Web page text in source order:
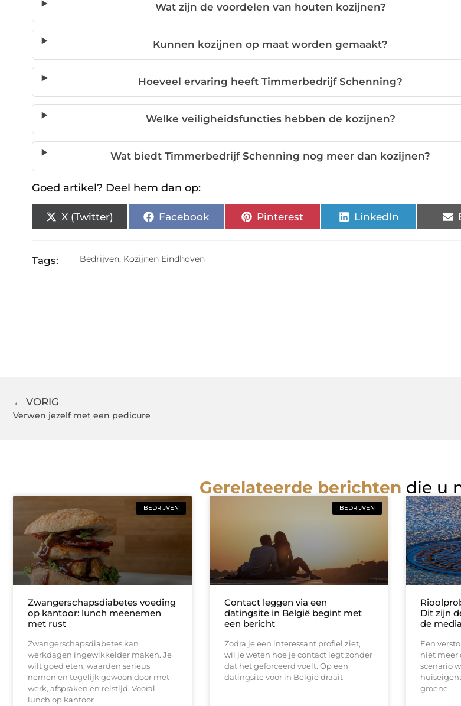
Wat zijn de voordelen van houten kozijnen?
Kunnen kozijnen op maat worden gemaakt?
Hoeveel ervaring heeft Timmerbedrijf Schenning?
Welke veiligheidsfuncties hebben de kozijnen?
Wat biedt Timmerbedrijf Schenning nog meer dan kozijnen?
Goed artikel? Deel hem dan op:
X (Twitter) Facebook Pinterest LinkedIn
Tags: Bedrijven, Kozijnen Eindhoven
← VORIG
Verwen jezelf met een pedicure
Gerelateerde berichten die u
BEDRIJVEN
Zwangerschapsdiabetes voeding
op kantoor: lunch meenemen
met rust
Zwangerschapsdiabetes kan
werkdagen ingewikkelder maken. Je
wilt goed eten, waarden serieus
nemen en tegelijk gewoon door met
werk, afspraken en reistijd. Vooral
lunch op kantoor
BEDRIJVEN
Contact leggen via een
datingsite in België begint met
een bericht
Zodra je een interessant profiel ziet,
wil je weten hoe je contact legt zonder
dat het geforceerd voelt. Op een
datingsite voor in België draait
Dit zijn
de
Een
niet meer
scenario
groene